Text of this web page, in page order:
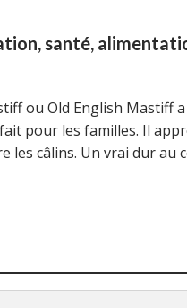
santé,
ou Old English Mastiff
pour les familles. Il
les câlins. Un vrai dur au